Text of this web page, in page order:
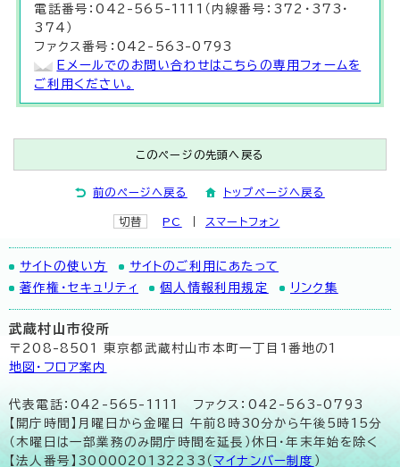
電話番号：042-565-1111（内線番号：372・373・
374）
ファクス番号：042-563-0793
Eメールでのお問い合わせはこちらの専用フォームを
ご利用ください。
このページの先頭へ戻る
前のページへ戻る トップページへ戻る
切替 PC スマートフォン
サイトの使い方
サイトのご利用にあたって
著作権・セキュリティ
個人情報利用規定 リンク集
武蔵村山市役所
〒208-8501 東京都武蔵村山市本町一丁目1番地の1
地図･フロア案内
代表電話：042-565-1111 ファクス：042-563-0793
【開庁時間】月曜日から金曜日 午前8時30分から午後5時15分
（木曜日は一部業務のみ開庁時間を延長）休日・年末年始を除く
【法人番号】3000020132233（ マイナンバー制度 ）